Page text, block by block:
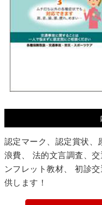
認定マーク、認定賞状、
浪費、 法的文言調査、
ンフレット教材、 初診
供します！